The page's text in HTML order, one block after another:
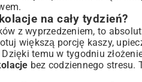
na cały tydzień?
z wyprzedzeniem, to
większą porcję kaszy,
temu w tygodniu
bez codziennego stresu.